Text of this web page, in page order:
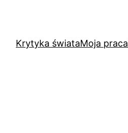
Krytyka świataMoja praca